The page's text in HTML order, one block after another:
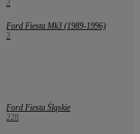
2
Ford Fiesta Mk3 (1989-1996)
2
Ford Fiesta Śląskie
228